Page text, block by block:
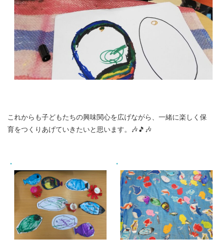
これからも子どもたちの興味関心を広げながら、一緒に楽しく保
育をつくりあげていきたいと思います。🎶🎵🎶